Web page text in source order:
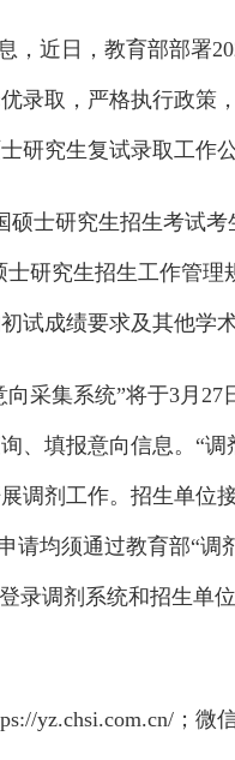
近日，教育部部署
录取，严格执行政策
研究生复试录取工作
士研究生招生考试考
研究生招生工作管
试成绩要求及其他学术
采集系统”将于3月27
、填报意向信息。“
调剂工作。招生单位
请均须通过教育部“
录调剂系统和招生单
；微信